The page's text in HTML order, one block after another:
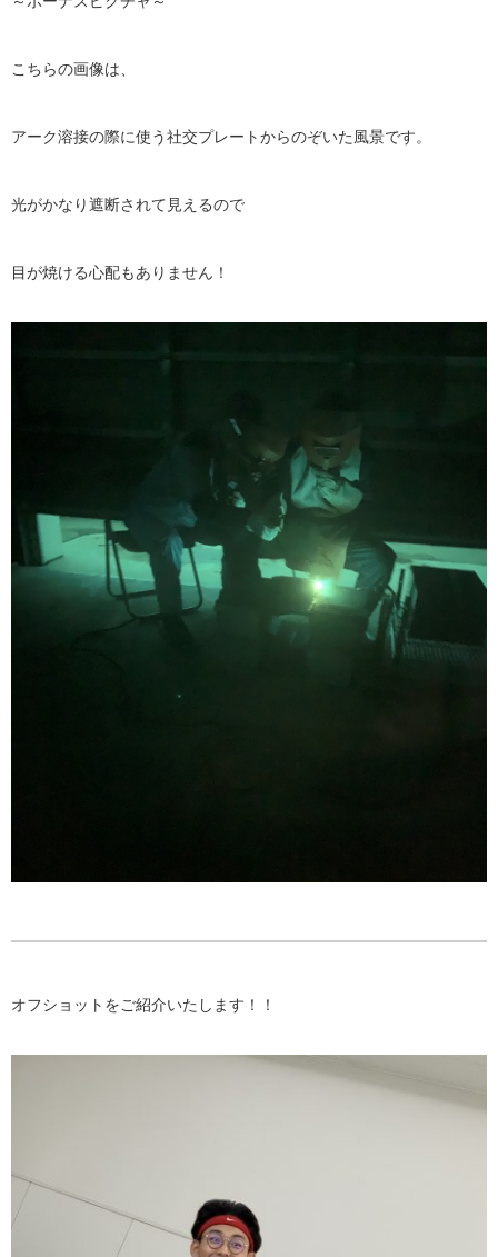
こちらの画像は、
アーク溶接の際に使う社交プレートからのぞいた風景です。
光がかなり遮断されて見えるので
目が焼ける心配もありません！
オフショットをご紹介いたします！！